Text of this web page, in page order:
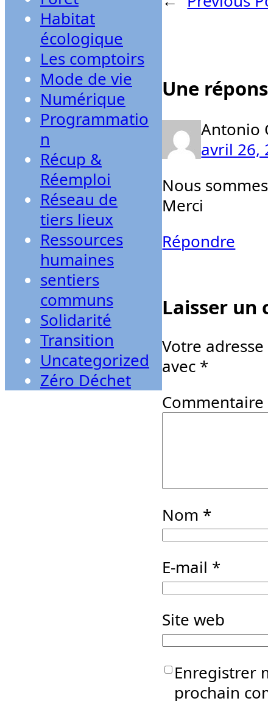
Habitat
écologique
Les comptoirs
Mode de vie
Numérique
Programmatio
n
Récup &
Réemploi
Réseau de
tiers lieux
Ressources
humaines
sentiers
communs
Solidarité
Transition
Uncategorized
Zéro Déchet
Une
Antonio
avril 26,
Nous
Merci
Répondre
Laisser un
Votre
avec *
Commentaire
Nom *
E-mail *
Site web
Enregistrer
prochain